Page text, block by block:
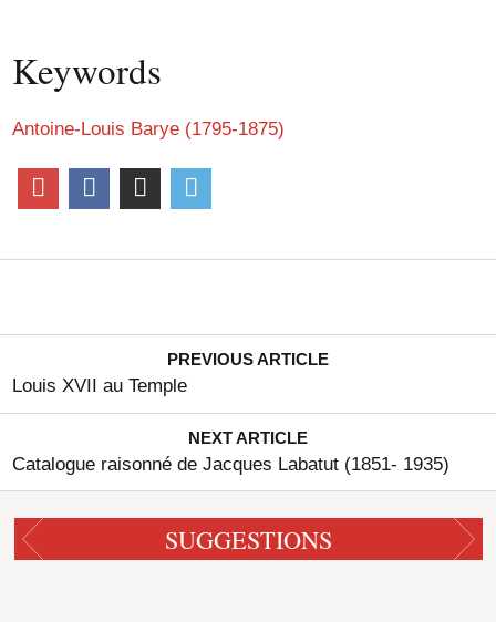
Keywords
Antoine-Louis Barye (1795-1875)
PREVIOUS ARTICLE
Louis XVII au Temple
NEXT ARTICLE
Catalogue raisonné de Jacques Labatut (1851- 1935)
SUGGESTIONS